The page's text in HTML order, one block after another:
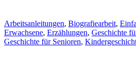
Arbeitsanleitungen, Biografiearbeit,
Erwachsene, Erzählungen, Geschichte
Geschichte für Senioren,